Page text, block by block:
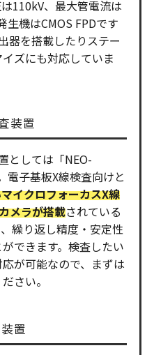
110kV、最大管電流は
生機はCMOS FPDです
器を搭載したりステー
ズにも対応していま
装置
としては「NEO-
電子基板X線検査向けと
イクロフォーカスX線
メラが搭載されている
繰り返し精度・安定性
できます。検査したい
が可能なので、まずは
さい。
置